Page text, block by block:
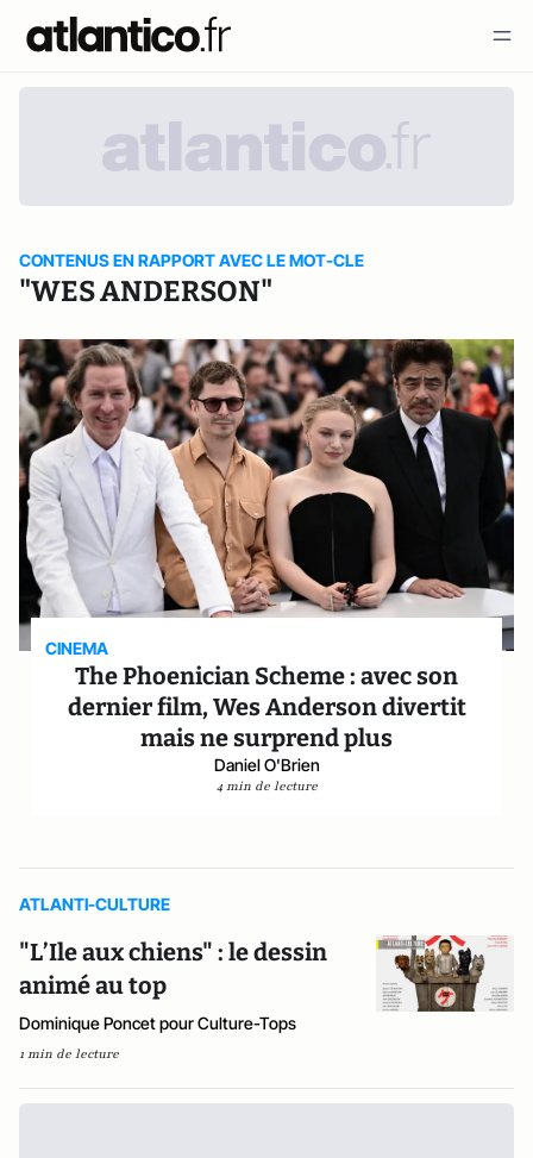
CONTENUS EN RAPPORT AVEC LE MOT-CLE
"WES ANDERSON"
CINEMA
The Phoenician Scheme : avec son
dernier film, Wes Anderson divertit
mais ne surprend plus
Daniel O'Brien
4 min de lecture
ATLANTI-CULTURE
"L’Ile aux chiens" : le dessin
animé au top
Dominique Poncet pour Culture-Tops
1 min de lecture